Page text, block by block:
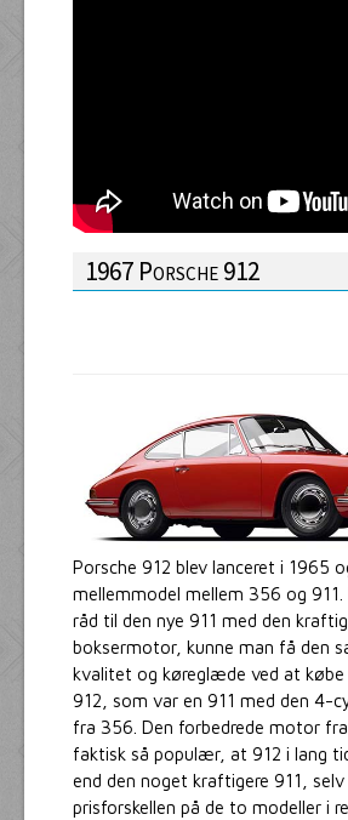
1967 Porsche 912
Porsche 912 blev lanceret i 1965
mellemmodel mellem 356 og 911.
råd til den nye 911 med den
boksermotor, kunne man få den
kvalitet og køreglæde ved at købe
912, som var en 911 med den 4-
fra 356. Den forbedrede motor
faktisk så populær, at 912 i lang
end den noget kraftigere 911,
prisforskellen på de to modeller i